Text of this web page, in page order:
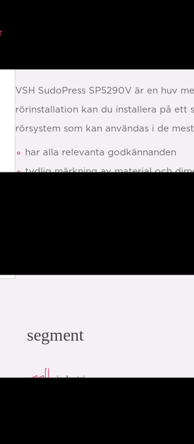
VSH SudoPress SP5290V är en huv
rörinstallation kan du installera på ett
rörsystem som kan användas i de
har alla relevanta godkännanden
tydlig märkning av material och
segment
industri